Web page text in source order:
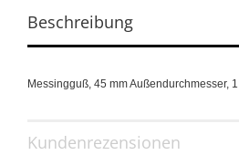
Beschreibung
Messingguß, 45 mm Außendurchmesser,
Kundenrezensionen